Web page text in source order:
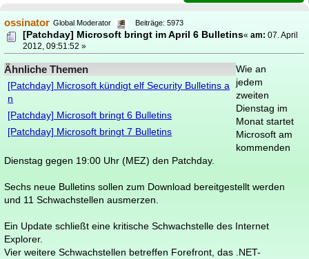
ossinator Global Moderator Beiträge: 5973
[Patchday] Microsoft bringt im April 6 Bulletins«am: 07. April
2012, 09:51:52 »
Ähnliche Themen
[Patchday] Microsoft kündigt elf Security Bulletins a
n
[Patchday] Microsoft bringt 6 Bulletins
[Patchday] Microsoft bringt 7 Bulletins
Wie an
jedem
zweiten
Dienstag im
Monat startet
Microsoft am
kommenden
Dienstag gegen 19:00 Uhr (MEZ) den Patchday.
Sechs neue Bulletins sollen zum Download bereitgestellt werden
und 11 Schwachstellen ausmerzen.
Ein Update schließt eine kritische Schwachstelle des Internet
Explorer.
Vier weitere Schwachstellen betreffen Forefront, das .NET-